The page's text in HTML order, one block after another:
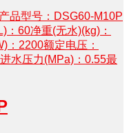
品型号：DSG60-M10P
60净重(无水)(kg)：
：2200额定电压：
水压力(MPa)：0.55最